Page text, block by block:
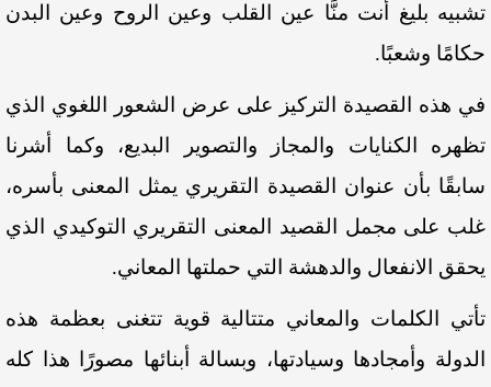
تشبيه بليغ أنت منَّا عين القلب وعين الروح وعين البدن
حكامًا وشعبًا.
في هذه القصيدة التركيز على عرض الشعور اللغوي الذي
تظهره الكنايات والمجاز والتصوير البديع، وكما أشرنا
سابقًا بأن عنوان القصيدة التقريري يمثل المعنى بأسره،
غلب على مجمل القصيد المعنى التقريري التوكيدي الذي
يحقق الانفعال والدهشة التي حملتها المعاني.
تأتي الكلمات والمعاني متتالية قوية تتغنى بعظمة هذه
الدولة وأمجادها وسيادتها، وبسالة أبنائها مصورًا هذا كله